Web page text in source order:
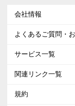
会社情報
よくあるご質問・
サービス一覧
関連リンク一覧
規約